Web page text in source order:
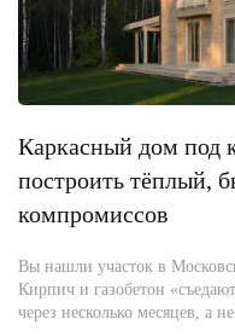
Каркасный дом под
построить тёплый,
компромиссов
Вы нашли участок в
Кирпич и газобетон
через несколько месяцев, а